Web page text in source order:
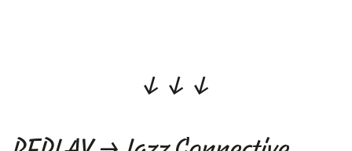
↓ ↓ ↓